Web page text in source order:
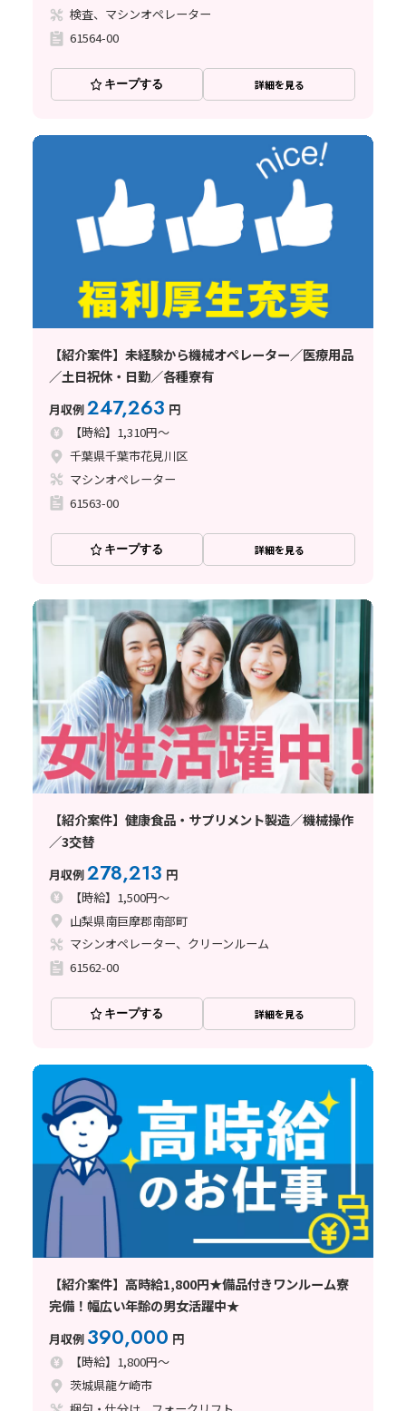
検査、マシンオペレーター
61564-00
キープする 詳細を見る
【紹介案件】未経験から機械オペレーター／医療用品
／土日祝休・日勤／各種寮有
月収例247,263 円
【時給】1,310円～
千葉県千葉市花見川区
マシンオペレーター
61563-00
キープする 詳細を見る
【紹介案件】健康食品・サプリメント製造／機械操作
／3交替
月収例278,213 円
【時給】1,500円～
山梨県南巨摩郡南部町
マシンオペレーター、クリーンルーム
61562-00
キープする 詳細を見る
【紹介案件】高時給1,800円★備品付きワンルーム寮
完備！幅広い年齢の男女活躍中★
月収例 390,000 円
【時給】1,800円～
茨城県龍ケ崎市